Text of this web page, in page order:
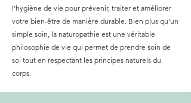
l'hygiène de vie pour prévenir, traiter et améliorer
votre bien-être de manière durable. Bien plus qu’un
simple soin, la naturopathie est une véritable
philosophie de vie qui permet de prendre soin de
soi tout en respectant les principes naturels du
corps.